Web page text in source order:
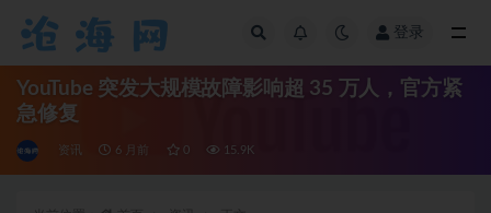
登录
YouTube 突发大规模故障影响超 35 万人，官方紧
急修复
资讯 6 月前 0 15.9K